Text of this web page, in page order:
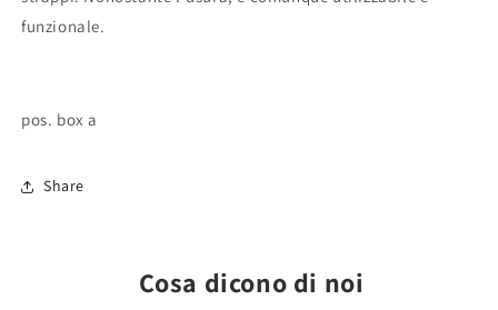
funzionale.
pos. box a
Share
Cosa dicono di noi